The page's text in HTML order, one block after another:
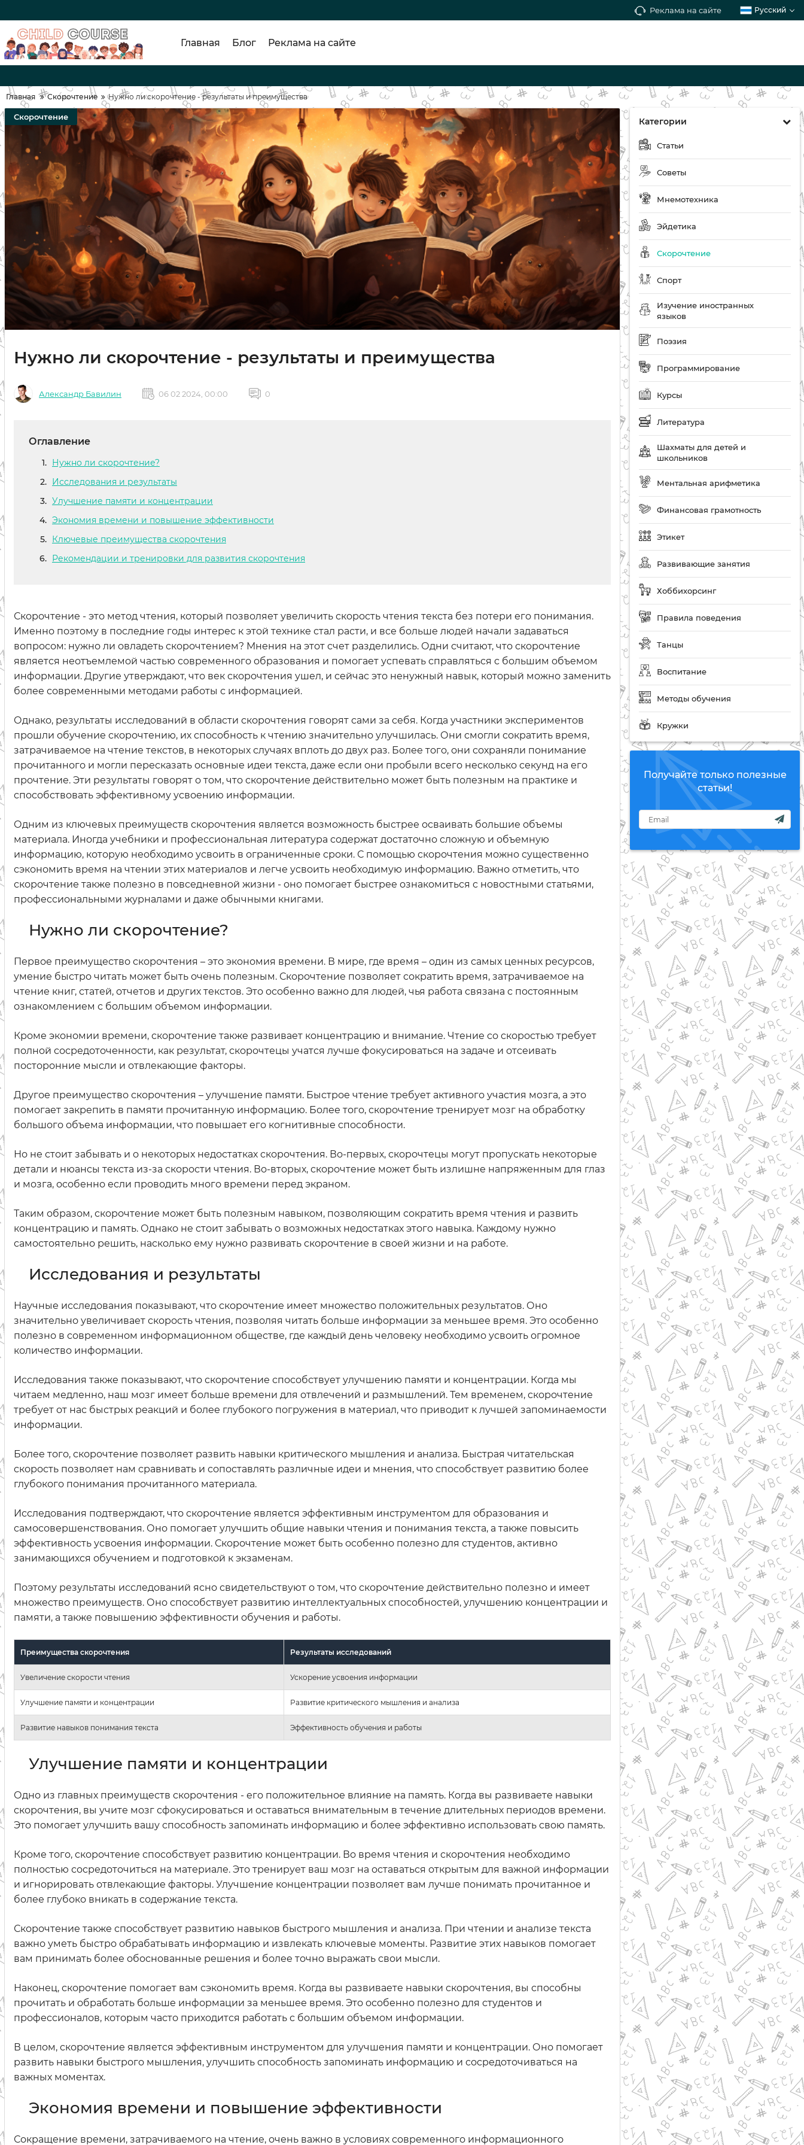
Реклама на сайте Русский
Главная Блог Реклама на сайте
Главная Скорочтение Нужно ли скорочтение - результаты и преимущества
Категории
Статьи
Советы
Мнемотехника
Эйдетика
Скорочтение
Спорт
Изучение иностранных
языков
Поэзия
Программирование
Курсы
Литература
Шахматы для детей и
школьников
Ментальная арифметика
Финансовая грамотность
Этикет
Развивающие занятия
Хоббихорсинг
Правила поведения
Танцы
Воспитание
Методы обучения
Кружки
Получайте только полезные
статьи!
Скорочтение
Нужно ли скорочтение - результаты и преимущества
Александр Бавилин 06 02 2024, 00:00 0
Оглавление
Нужно ли скорочтение?
Исследования и результаты
Улучшение памяти и концентрации
Экономия времени и повышение эффективности
Ключевые преимущества скорочтения
Рекомендации и тренировки для развития скорочтения
Скорочтение - это метод чтения, который позволяет увеличить скорость чтения текста без потери его понимания.
Именно поэтому в последние годы интерес к этой технике стал расти, и все больше людей начали задаваться
вопросом: нужно ли овладеть скорочтением? Мнения на этот счет разделились. Одни считают, что скорочтение
является неотъемлемой частью современного образования и помогает успевать справляться с большим объемом
информации. Другие утверждают, что век скорочтения ушел, и сейчас это ненужный навык, который можно заменить
более современными методами работы с информацией.
Однако, результаты исследований в области скорочтения говорят сами за себя. Когда участники экспериментов
прошли обучение скорочтению, их способность к чтению значительно улучшилась. Они смогли сократить время,
затрачиваемое на чтение текстов, в некоторых случаях вплоть до двух раз. Более того, они сохраняли понимание
прочитанного и могли пересказать основные идеи текста, даже если они пробыли всего несколько секунд на его
прочтение. Эти результаты говорят о том, что скорочтение действительно может быть полезным на практике и
способствовать эффективному усвоению информации.
Одним из ключевых преимуществ скорочтения является возможность быстрее осваивать большие объемы
материала. Иногда учебники и профессиональная литература содержат достаточно сложную и объемную
информацию, которую необходимо усвоить в ограниченные сроки. С помощью скорочтения можно существенно
сэкономить время на чтении этих материалов и легче усвоить необходимую информацию. Важно отметить, что
скорочтение также полезно в повседневной жизни - оно помогает быстрее ознакомиться с новостными статьями,
профессиональными журналами и даже обычными книгами.
Нужно ли скорочтение?
Первое преимущество скорочтения – это экономия времени. В мире, где время – один из самых ценных ресурсов,
умение быстро читать может быть очень полезным. Скорочтение позволяет сократить время, затрачиваемое на
чтение книг, статей, отчетов и других текстов. Это особенно важно для людей, чья работа связана с постоянным
ознакомлением с большим объемом информации.
Кроме экономии времени, скорочтение также развивает концентрацию и внимание. Чтение со скоростью требует
полной сосредоточенности, как результат, скорочтецы учатся лучше фокусироваться на задаче и отсеивать
посторонние мысли и отвлекающие факторы.
Другое преимущество скорочтения – улучшение памяти. Быстрое чтение требует активного участия мозга, а это
помогает закрепить в памяти прочитанную информацию. Более того, скорочтение тренирует мозг на обработку
большого объема информации, что повышает его когнитивные способности.
Но не стоит забывать и о некоторых недостатках скорочтения. Во-первых, скорочтецы могут пропускать некоторые
детали и нюансы текста из-за скорости чтения. Во-вторых, скорочтение может быть излишне напряженным для глаз
и мозга, особенно если проводить много времени перед экраном.
Таким образом, скорочтение может быть полезным навыком, позволяющим сократить время чтения и развить
концентрацию и память. Однако не стоит забывать о возможных недостатках этого навыка. Каждому нужно
самостоятельно решить, насколько ему нужно развивать скорочтение в своей жизни и на работе.
Исследования и результаты
Научные исследования показывают, что скорочтение имеет множество положительных результатов. Оно
значительно увеличивает скорость чтения, позволяя читать больше информации за меньшее время. Это особенно
полезно в современном информационном обществе, где каждый день человеку необходимо усвоить огромное
количество информации.
Исследования также показывают, что скорочтение способствует улучшению памяти и концентрации. Когда мы
читаем медленно, наш мозг имеет больше времени для отвлечений и размышлений. Тем временем, скорочтение
требует от нас быстрых реакций и более глубокого погружения в материал, что приводит к лучшей запоминаемости
информации.
Более того, скорочтение позволяет развить навыки критического мышления и анализа. Быстрая читательская
скорость позволяет нам сравнивать и сопоставлять различные идеи и мнения, что способствует развитию более
глубокого понимания прочитанного материала.
Исследования подтверждают, что скорочтение является эффективным инструментом для образования и
самосовершенствования. Оно помогает улучшить общие навыки чтения и понимания текста, а также повысить
эффективность усвоения информации. Скорочтение может быть особенно полезно для студентов, активно
занимающихся обучением и подготовкой к экзаменам.
Поэтому результаты исследований ясно свидетельствуют о том, что скорочтение действительно полезно и имеет
множество преимуществ. Оно способствует развитию интеллектуальных способностей, улучшению концентрации и
памяти, а также повышению эффективности обучения и работы.
Преимущества скорочтения Результаты исследований
Увеличение скорости чтения Ускорение усвоения информации
Улучшение памяти и концентрации Развитие критического мышления и анализа
Развитие навыков понимания текста Эффективность обучения и работы
Улучшение памяти и концентрации
Одно из главных преимуществ скорочтения - его положительное влияние на память. Когда вы развиваете навыки
скорочтения, вы учите мозг сфокусироваться и оставаться внимательным в течение длительных периодов времени.
Это помогает улучшить вашу способность запоминать информацию и более эффективно использовать свою память.
Кроме того, скорочтение способствует развитию концентрации. Во время чтения и скорочтения необходимо
полностью сосредоточиться на материале. Это тренирует ваш мозг на оставаться открытым для важной информации
и игнорировать отвлекающие факторы. Улучшение концентрации позволяет вам лучше понимать прочитанное и
более глубоко вникать в содержание текста.
Скорочтение также способствует развитию навыков быстрого мышления и анализа. При чтении и анализе текста
важно уметь быстро обрабатывать информацию и извлекать ключевые моменты. Развитие этих навыков помогает
вам принимать более обоснованные решения и более точно выражать свои мысли.
Наконец, скорочтение помогает вам сэкономить время. Когда вы развиваете навыки скорочтения, вы способны
прочитать и обработать больше информации за меньшее время. Это особенно полезно для студентов и
профессионалов, которым часто приходится работать с большим объемом информации.
В целом, скорочтение является эффективным инструментом для улучшения памяти и концентрации. Оно помогает
развить навыки быстрого мышления, улучшить способность запоминать информацию и сосредоточиваться на
важных моментах.
Экономия времени и повышение эффективности
Сокращение времени, затрачиваемого на чтение, очень важно в условиях современного информационного